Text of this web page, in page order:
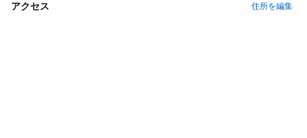
アクセス 住所を編集